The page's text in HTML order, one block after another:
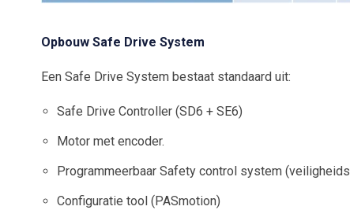
Opbouw Safe Drive System
Een Safe Drive System bestaat standaard uit:
Safe Drive Controller (SD6 + SE6)
Motor met encoder.
Programmeerbaar Safety control system
Configuratie tool (PASmotion)